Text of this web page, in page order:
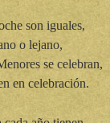
son iguales,
o lejano,
se celebran,
en celebración.